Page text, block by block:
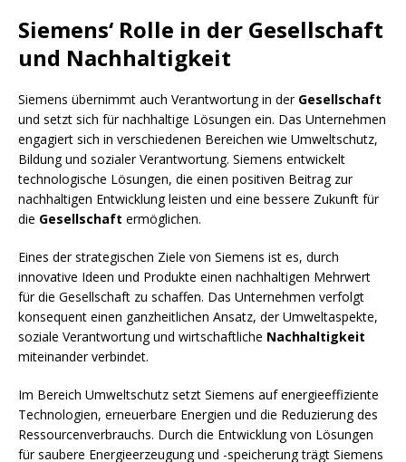
Siemens‘ Rolle in der Gesellschaft
und Nachhaltigkeit
Siemens übernimmt auch Verantwortung in der Gesellschaft
und setzt sich für nachhaltige Lösungen ein. Das Unternehmen
engagiert sich in verschiedenen Bereichen wie Umweltschutz,
Bildung und sozialer Verantwortung. Siemens entwickelt
technologische Lösungen, die einen positiven Beitrag zur
nachhaltigen Entwicklung leisten und eine bessere Zukunft für
die Gesellschaft ermöglichen.
Eines der strategischen Ziele von Siemens ist es, durch
innovative Ideen und Produkte einen nachhaltigen Mehrwert
für die Gesellschaft zu schaffen. Das Unternehmen verfolgt
konsequent einen ganzheitlichen Ansatz, der Umweltaspekte,
soziale Verantwortung und wirtschaftliche Nachhaltigkeit
miteinander verbindet.
Im Bereich Umweltschutz setzt Siemens auf energieeffiziente
Technologien, erneuerbare Energien und die Reduzierung des
Ressourcenverbrauchs. Durch die Entwicklung von Lösungen
für saubere Energieerzeugung und -speicherung trägt Siemens